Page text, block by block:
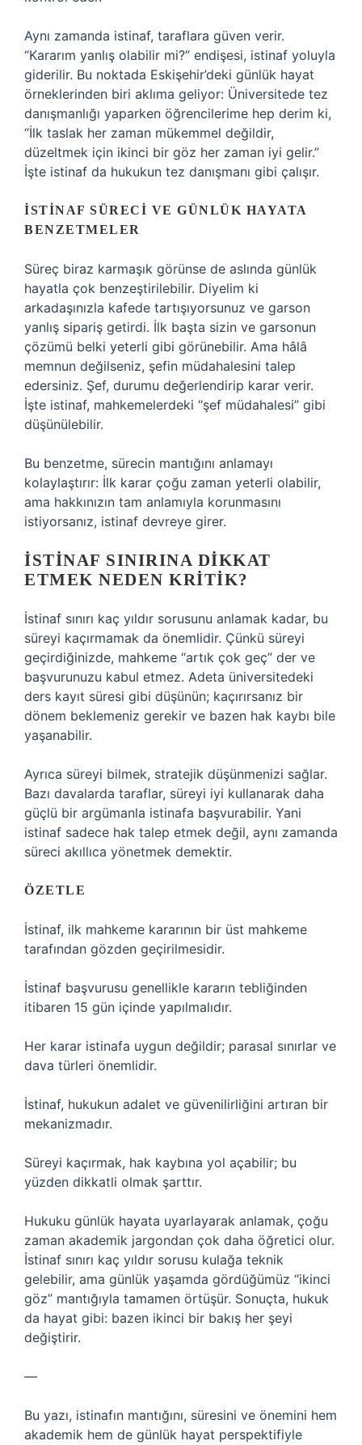
Aynı zamanda istinaf, taraflara güven verir.
“Kararım yanlış olabilir mi?” endişesi, istinaf yoluyla
giderilir. Bu noktada Eskişehir’deki günlük hayat
örneklerinden biri aklıma geliyor: Üniversitede tez
danışmanlığı yaparken öğrencilerime hep derim ki,
“İlk taslak her zaman mükemmel değildir,
düzeltmek için ikinci bir göz her zaman iyi gelir.”
İşte istinaf da hukukun tez danışmanı gibi çalışır.
İSTINAF SÜRECI VE GÜNLÜK HAYATA
BENZETMELER
Süreç biraz karmaşık görünse de aslında günlük
hayatla çok benzeştirilebilir. Diyelim ki
arkadaşınızla kafede tartışıyorsunuz ve garson
yanlış sipariş getirdi. İlk başta sizin ve garsonun
çözümü belki yeterli gibi görünebilir. Ama hâlâ
memnun değilseniz, şefin müdahalesini talep
edersiniz. Şef, durumu değerlendirip karar verir.
İşte istinaf, mahkemelerdeki “şef müdahalesi” gibi
düşünülebilir.
Bu benzetme, sürecin mantığını anlamayı
kolaylaştırır: İlk karar çoğu zaman yeterli olabilir,
ama hakkınızın tam anlamıyla korunmasını
istiyorsanız, istinaf devreye girer.
İSTINAF SINIRINA DIKKAT
ETMEK NEDEN KRITIK?
İstinaf sınırı kaç yıldır sorusunu anlamak kadar, bu
süreyi kaçırmamak da önemlidir. Çünkü süreyi
geçirdiğinizde, mahkeme “artık çok geç” der ve
başvurunuzu kabul etmez. Adeta üniversitedeki
ders kayıt süresi gibi düşünün; kaçırırsanız bir
dönem beklemeniz gerekir ve bazen hak kaybı bile
yaşanabilir.
Ayrıca süreyi bilmek, stratejik düşünmenizi sağlar.
Bazı davalarda taraflar, süreyi iyi kullanarak daha
güçlü bir argümanla istinafa başvurabilir. Yani
istinaf sadece hak talep etmek değil, aynı zamanda
süreci akıllıca yönetmek demektir.
ÖZETLE
İstinaf, ilk mahkeme kararının bir üst mahkeme
tarafından gözden geçirilmesidir.
İstinaf başvurusu genellikle kararın tebliğinden
itibaren 15 gün içinde yapılmalıdır.
Her karar istinafa uygun değildir; parasal sınırlar ve
dava türleri önemlidir.
İstinaf, hukukun adalet ve güvenilirliğini artıran bir
mekanizmadır.
Süreyi kaçırmak, hak kaybına yol açabilir; bu
yüzden dikkatli olmak şarttır.
Hukuku günlük hayata uyarlayarak anlamak, çoğu
zaman akademik jargondan çok daha öğretici olur.
İstinaf sınırı kaç yıldır sorusu kulağa teknik
gelebilir, ama günlük yaşamda gördüğümüz “ikinci
göz” mantığıyla tamamen örtüşür. Sonuçta, hukuk
da hayat gibi: bazen ikinci bir bakış her şeyi
değiştirir.
—
Bu yazı, istinafın mantığını, süresini ve önemini hem
akademik hem de günlük hayat perspektifiyle